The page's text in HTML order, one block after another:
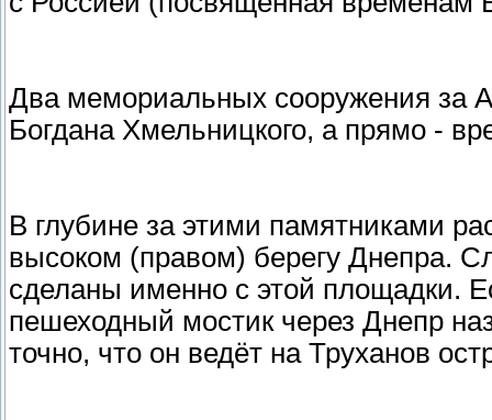
Два мемориальных сооружения за
Богдана Хмельницкого, а прямо -
В глубине за этими памятниками
высоком (правом) берегу Днепра.
сделаны именно с этой площадки.
пешеходный мостик через Днепр
точно, что он ведёт на Труханов